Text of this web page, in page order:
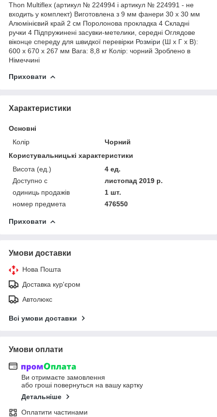
Thon Multiflex (артикул № 224994 і артикул № 224991 - не
входить у комплект) Виготовлена з 9 мм фанери 30 x 30 мм
Алюмінієвий край 2 см Поролонова прокладка 4 Складні
ручки 4 Підпружинені засувки-метелики, середні Оглядове
віконце спереду для швидкої перевірки Розміри (Ш x Г x В):
600 x 670 x 267 мм Вага: 8,8 кг Колір: чорний Зроблено в
Німеччині
Приховати
Характеристики
Основні
Колір
Чорний
Користувальницькі характеристики
Висота (ед.)
4 ед.
Доступно с
листопад 2019 р.
одиниць продажів
1 шт.
номер предмета
476550
Приховати
Умови доставки
Нова Пошта
Доставка кур'єром
Автолюкс
Всі умови доставки
Умови оплати
Ви отримаєте замовлення
або гроші повернуться на вашу картку
Детальніше
Оплатити частинами